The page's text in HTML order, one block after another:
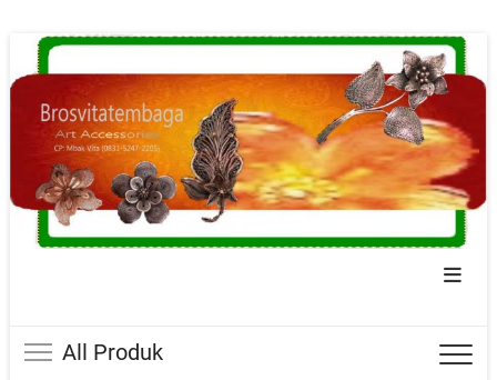
Skip
to
content
All Produk